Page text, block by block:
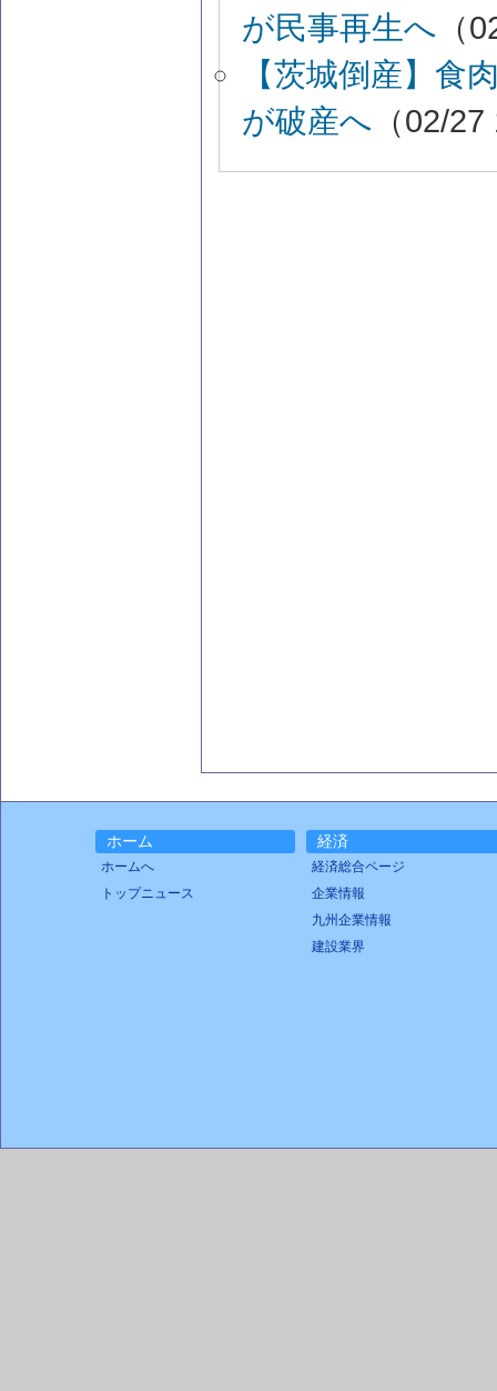
が民事再生へ （
【茨城倒産】食
が破産へ （02/
ホーム
ホームへ
トップニュース
経済
経済総合ページ
企業情報
九州企業情報
建設業界